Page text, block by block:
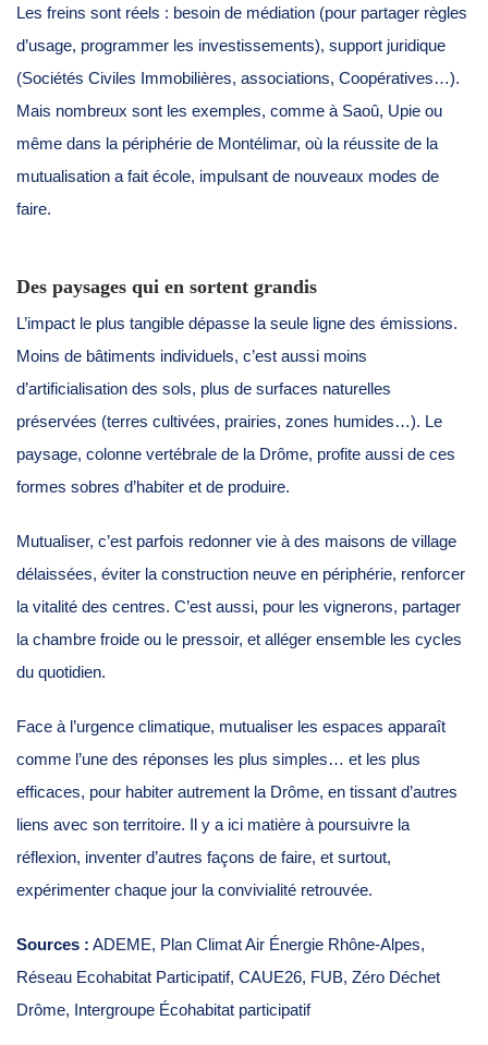
Les freins sont réels : besoin de médiation (pour partager règles
d’usage, programmer les investissements), support juridique
(Sociétés Civiles Immobilières, associations, Coopératives…).
Mais nombreux sont les exemples, comme à Saoû, Upie ou
même dans la périphérie de Montélimar, où la réussite de la
mutualisation a fait école, impulsant de nouveaux modes de
faire.
Des paysages qui en sortent grandis
L’impact le plus tangible dépasse la seule ligne des émissions.
Moins de bâtiments individuels, c’est aussi moins
d’artificialisation des sols, plus de surfaces naturelles
préservées (terres cultivées, prairies, zones humides…). Le
paysage, colonne vertébrale de la Drôme, profite aussi de ces
formes sobres d’habiter et de produire.
Mutualiser, c’est parfois redonner vie à des maisons de village
délaissées, éviter la construction neuve en périphérie, renforcer
la vitalité des centres. C’est aussi, pour les vignerons, partager
la chambre froide ou le pressoir, et alléger ensemble les cycles
du quotidien.
Face à l’urgence climatique, mutualiser les espaces apparaît
comme l’une des réponses les plus simples… et les plus
efficaces, pour habiter autrement la Drôme, en tissant d’autres
liens avec son territoire. Il y a ici matière à poursuivre la
réflexion, inventer d’autres façons de faire, et surtout,
expérimenter chaque jour la convivialité retrouvée.
Sources : ADEME, Plan Climat Air Énergie Rhône-Alpes,
Réseau Ecohabitat Participatif, CAUE26, FUB, Zéro Déchet
Drôme, Intergroupe Écohabitat participatif